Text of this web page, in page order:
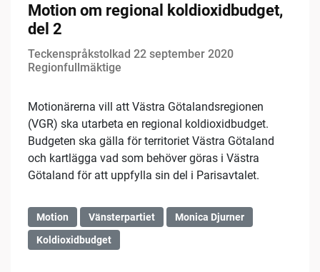
Motion om regional koldioxidbudget,
del 2
Teckenspråkstolkad 22 september 2020
Regionfullmäktige
Motionärerna vill att Västra Götalandsregionen
(VGR) ska utarbeta en regional koldioxidbudget.
Budgeten ska gälla för territoriet Västra Götaland
och kartlägga vad som behöver göras i Västra
Götaland för att uppfylla sin del i Parisavtalet.
Motion Vänsterpartiet
Monica Djurner
Koldioxidbudget